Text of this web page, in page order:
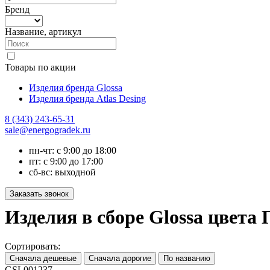
Бренд
Название, артикул
Товары по акции
Изделия бренда Glossa
Изделия бренда Atlas Desing
8 (343) 243-65-31
sale@energogradek.ru
пн-чт: с 9:00 до 18:00
пт: с 9:00 до 17:00
сб-вс: выходной
Изделия в сборе Glossa цвета
Сортировать: